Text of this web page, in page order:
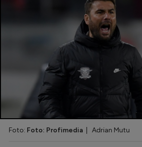
Cupa României
Echipa Națională
U21
Fotbal feminin
Special
Diverse
Foto: Foto: Profimedia | Adrian Mutu